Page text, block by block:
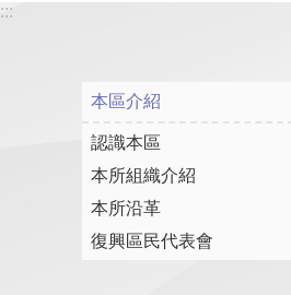
:::
本區介紹
認識本區
本所組織介紹
本所沿革
復興區民代表會